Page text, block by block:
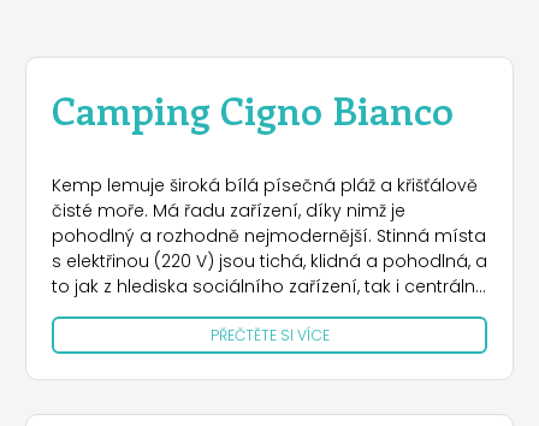
Camping Cigno Bianco
Kemp lemuje široká bílá písečná pláž a křišťálově
čisté moře. Má řadu zařízení, díky nimž je
pohodlný a rozhodně nejmodernější. Stinná místa
s elektřinou (220 V) jsou tichá, klidná a pohodlná, a
to jak z hlediska sociálního zařízení, tak i centrální
části kempu, kde najdete bar, tržnici, restauraci,
samoobslužnou restauraci a pizzerii. Kemp nabízí
výběr z rekreačních aktivit, jako je tenis, bowling,
fotbal na pět dopadů a dětské hřiště. Oblast
doporučujeme také milovníkům plachtění a
PŘEČTĚTE SI VÍCE